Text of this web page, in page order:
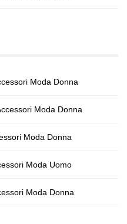
Moda Donna
Moda Donna
Moda Donna
Moda Uomo
Moda Donna